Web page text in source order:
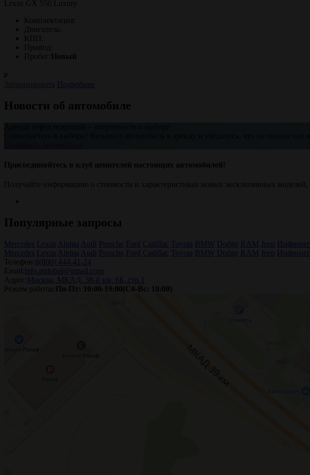
Lexus GX 550 Luxury
Комплектация:
Двигатель:
КПП:
Привод:
Пробег:
Новый
₽
Подробнее
Новости об автомобиле
Присоединяйтесь в клуб ценителей настоящих автомобилей!
Получайте информацию о стоимости и характеристиках новых эксклюзивных
Популярные запросы
Mercedes Lexus Alpina Audi Porsche Ford Cadillac Toyota BMW Dodge RAM Jeep
Mercedes Lexus Alpina Audi Porsche Ford Cadillac Toyota BMW Dodge RAM Jeep
Телефон: 8(800) 444-41-24
Email:
info.rtglobal@gmail.com
Адрес:
Москва, МКАД, 38-й км, 6Б, стр.1
Режим работы:
Пн-Пт: 10:00-19:00(Сб-Вс: 18:00)